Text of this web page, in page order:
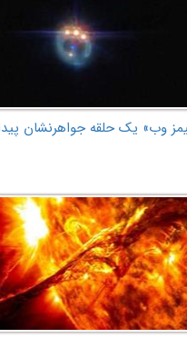
وب» یک حلقه جواهرنشان